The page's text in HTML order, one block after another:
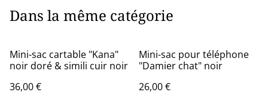
Dans la même catégorie
Mini-sac cartable "Kana"
noir doré & simili cuir noir
36,00 €
Mini-sac pour téléphone
"Damier chat" noir
26,00 €